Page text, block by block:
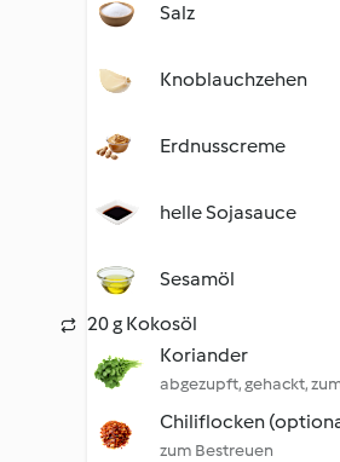
Salz
Knoblauchzehen
Erdnusscreme
helle Sojasauce
Sesamöl
20 g Kokosöl
Koriander
abgezupft, gehackt,
Chiliflocken
zum Bestreuen